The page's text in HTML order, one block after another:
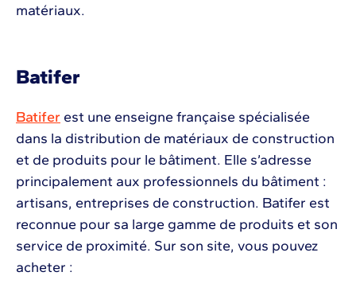
matériaux.
Batifer
Batifer est une enseigne française spécialisée
dans la distribution de matériaux de construction
et de produits pour le bâtiment. Elle s’adresse
principalement aux professionnels du bâtiment :
artisans, entreprises de construction. Batifer est
reconnue pour sa large gamme de produits et son
service de proximité. Sur son site, vous pouvez
acheter :